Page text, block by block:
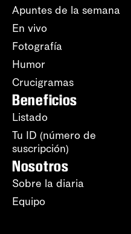
Apuntes de la semana
En vivo
Fotografía
Humor
Crucigramas
Beneficios
Listado
Tu ID (número de
suscripción)
Nosotros
Sobre la diaria
Equipo